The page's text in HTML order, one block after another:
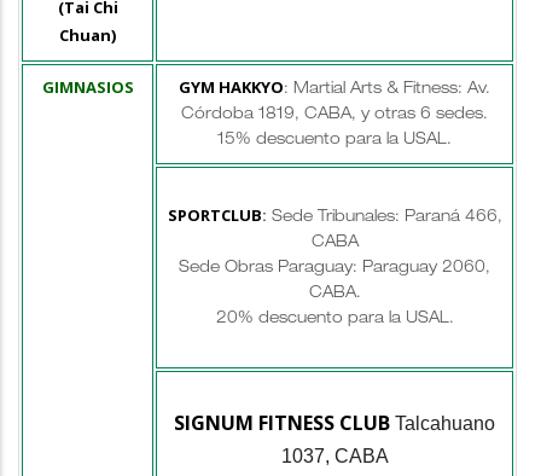
(Tai Chi
Chuan)
GIMNASIOS GYM HAKKYO: Martial Arts & Fitness: Av.
Córdoba 1819, CABA, y otras 6 sedes.
15% descuento para la USAL.
SPORTCLUB: Sede Tribunales: Paraná 466,
CABA
Sede Obras Paraguay: Paraguay 2060,
CABA.
20% descuento para la USAL.
SIGNUM FITNESS CLUB Talcahuano
1037, CABA